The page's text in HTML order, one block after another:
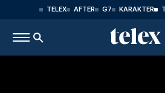
TELEX AFTER G7 KARAKTER